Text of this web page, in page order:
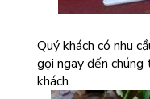
Quý khách có nhu
gọi ngay đến
khách.